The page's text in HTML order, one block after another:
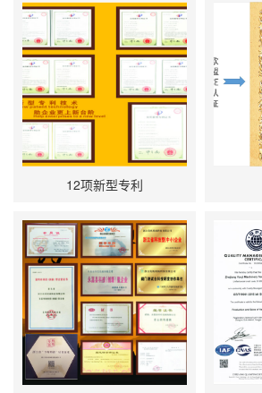
12项新型专利